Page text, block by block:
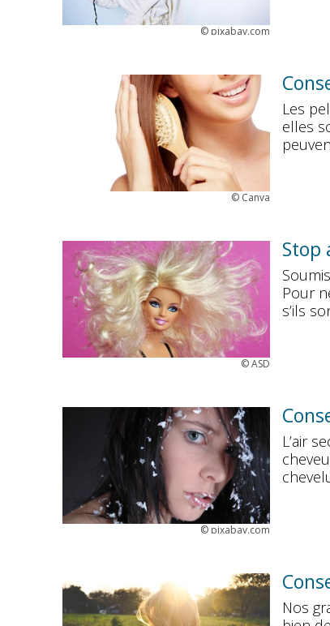
© pixabay.com
© Canva
Les
elles
Stop
©ASD
Pour
s’ils
© pixabay.com
L’air
Nos